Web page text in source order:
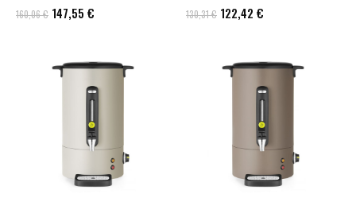
160,06€ Ursprünglicher
160,06 €
147,55 €
147,55 €.
130,31€ Ursprünglicher
130,31 €
122,42 €
122,42 €.